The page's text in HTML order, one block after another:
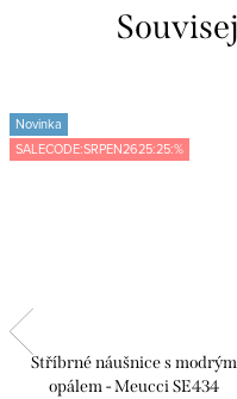
Novinka
SALECODE:SRPEN2625:25:%
Stříbrné náušnice s modrým
opálem - Meucci SE434